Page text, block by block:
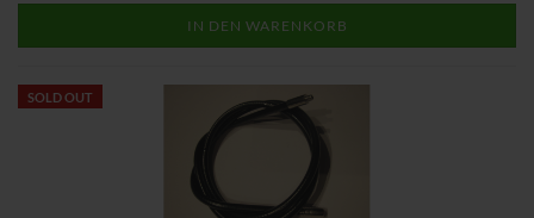
IN DEN WARENKORB
SOLD OUT